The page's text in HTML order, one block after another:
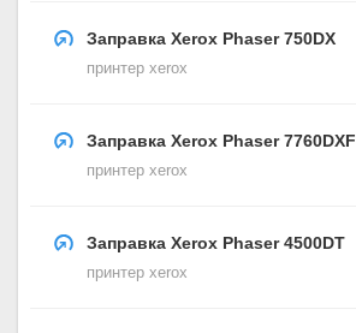
Заправка Xerox Phaser 750DX
принтер xerox
Заправка Xerox Phaser 7760DXF
принтер xerox
Заправка Xerox Phaser 4500DT
принтер xerox